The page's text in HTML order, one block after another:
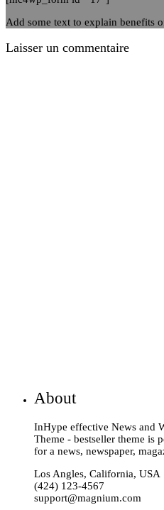
Add some text to explain benefits
Laisser un commentaire
About
InHype effective News and
Theme - bestseller theme is
for a news, newspaper,
Los Angles, California, USA
(424) 123-4567
support@magnium.com